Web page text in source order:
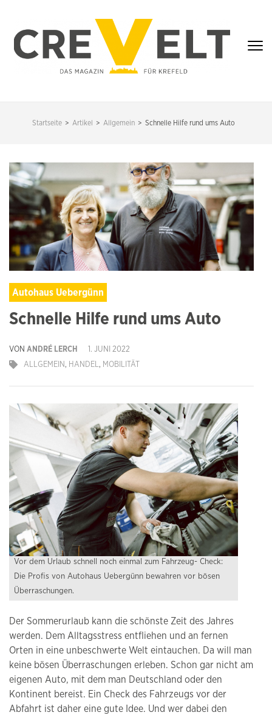
springen
(Enter
KREFELD
Startseite > Artikel > Allgemein > Schnelle Hilfe rund ums Auto
Autohaus Uebergünn
Schnelle Hilfe rund ums Auto
VON ANDRÉ LERCH
1. JUNI 2022
ALLGEMEIN, HANDEL, MOBILITÄT
Vor dem Urlaub schnell noch einmal zum Fahrzeug- Check:
Die Profis von Autohaus Uebergünn bewahren vor bösen
Überraschungen.
Der Sommerurlaub kann die schönste Zeit des Jahres
werden. Dem Alltagsstress entfliehen und an fernen
Orten in eine unbeschwerte Welt eintauchen. Da will man
keine bösen Überraschungen erleben. Schon gar nicht am
eigenen Auto, mit dem man Deutschland oder den
Kontinent bereist. Ein Check des Fahrzeugs vor der
Abfahrt ist daher eine gute Idee. Und wer dabei den